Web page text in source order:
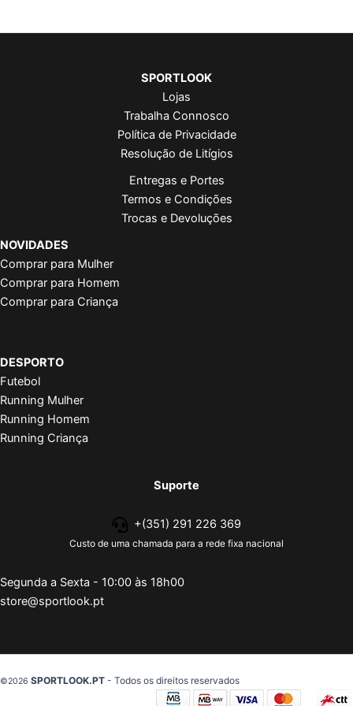
SPORTLOOK
Lojas
Trabalha Connosco
Política de Privacidade
Resolução de Litígios
Entregas e Portes
Termos e Condições
Trocas e Devoluções
NOVIDADES
Comprar para Mulher
Comprar para Homem
Comprar para Criança
DESPORTO
Futebol
Running Mulher
Running Homem
Running Criança
Suporte
+(351) 291 226 369
Custo de uma chamada para a rede fixa nacional
Segunda a Sexta - 10:00 às 18h00
store@sportlook.pt
©2026 SPORTLOOK.PT - Todos os direitos reservados